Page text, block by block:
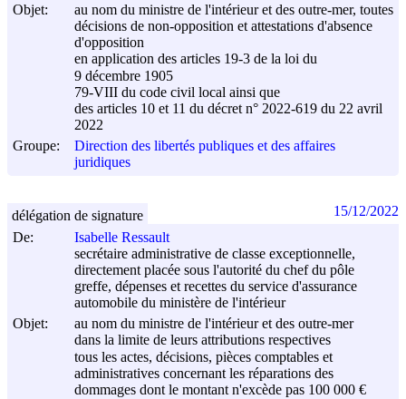
Objet:
au nom du ministre de l'intérieur et des outre-mer, toutes
décisions de non-opposition et attestations d'absence
d'opposition
en application des articles 19-3 de la loi du
9 décembre 1905
79-VIII du code civil local ainsi que
des articles 10 et 11 du décret n° 2022-619 du 22 avril
2022
Groupe:
Direction des libertés publiques et des affaires
juridiques
De:
Isabelle Ressault
secrétaire administrative de classe exceptionnelle,
directement placée sous l'autorité du chef du pôle
greffe, dépenses et recettes du service d'assurance
automobile du ministère de l'intérieur
Objet:
au nom du ministre de l'intérieur et des outre-mer
dans la limite de leurs attributions respectives
tous les actes, décisions, pièces comptables et
administratives concernant les réparations des
dommages dont le montant n'excède pas 100 000 €
délégation de signature 15/12/2022